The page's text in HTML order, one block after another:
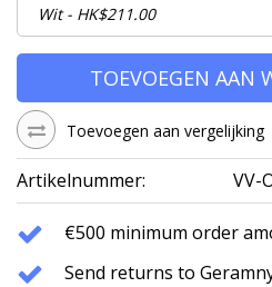
TOEVOEGEN AAN
Toevoegen aan vergelijking
Artikelnummer: VV-
€500 minimum order
Send returns to